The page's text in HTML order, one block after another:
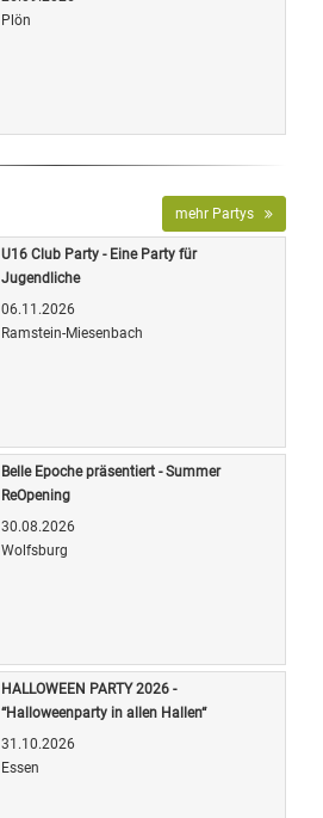
Plön
mehr Partys
U16 Club Party - Eine Party für
Jugendliche
06.11.2026
Ramstein-Miesenbach
Belle Epoche präsentiert - Summer
ReOpening
30.08.2026
Wolfsburg
HALLOWEEN PARTY 2026 -
“Halloweenparty in allen Hallen“
31.10.2026
Essen